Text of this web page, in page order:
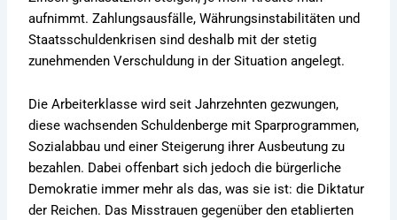
aufnimmt. Zahlungsausfälle, Währungsinstabilitäten und
Staatsschuldenkrisen sind deshalb mit der stetig
zunehmenden Verschuldung in der Situation angelegt.
Die Arbeiterklasse wird seit Jahrzehnten gezwungen,
diese wachsenden Schuldenberge mit Sparprogrammen,
Sozialabbau und einer Steigerung ihrer Ausbeutung zu
bezahlen. Dabei offenbart sich jedoch die bürgerliche
Demokratie immer mehr als das, was sie ist: die Diktatur
der Reichen. Das Misstrauen gegenüber den etablierten